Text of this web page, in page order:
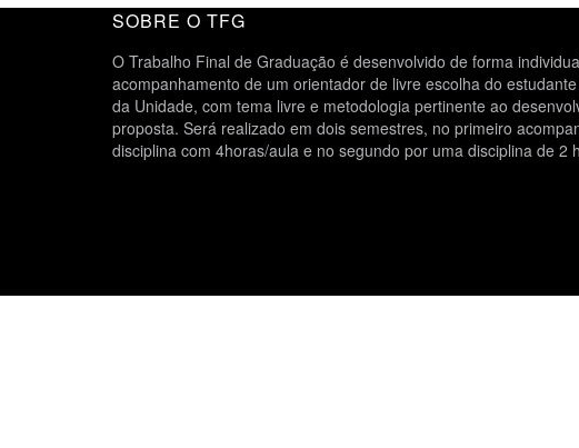
SOBRE O TFG
O Trabalho Final de Graduação é desenvolvido de forma
acompanhamento de um orientador de livre escolha do
da Unidade, com tema livre e metodologia pertinente ao
proposta. Será realizado em dois semestres, no primeiro
disciplina com 4horas/aula e no segundo por uma disciplina de 2